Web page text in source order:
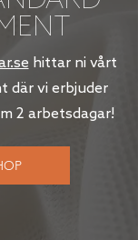
hittar ni vårt
där vi erbjuder
2 arbetsdagar!